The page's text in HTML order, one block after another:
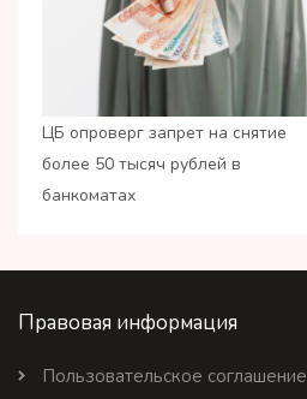
ЦБ опроверг запрет на снятие
более 50 тысяч рублей в
банкоматах
Правовая информация
Пользовательское соглашение